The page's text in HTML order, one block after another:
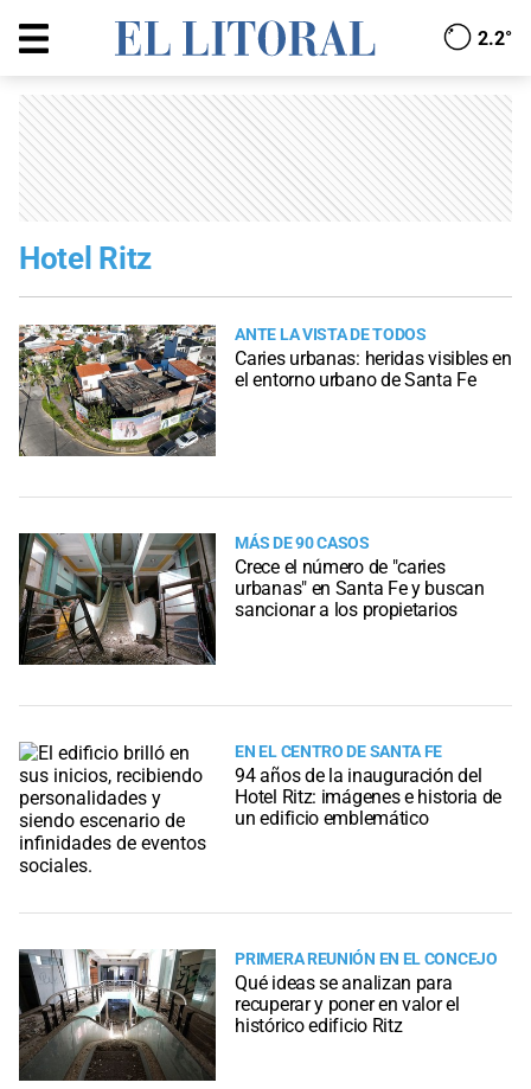
2.2°
Hotel Ritz
ANTE LA VISTA DE TODOS
Caries urbanas: heridas visibles en
el entorno urbano de Santa Fe
MÁS DE 90 CASOS
Crece el número de "caries
urbanas" en Santa Fe y buscan
sancionar a los propietarios
EN EL CENTRO DE SANTA FE
94 años de la inauguración del
Hotel Ritz: imágenes e historia de
un edificio emblemático
PRIMERA REUNIÓN EN EL CONCEJO
Qué ideas se analizan para
recuperar y poner en valor el
histórico edificio Ritz